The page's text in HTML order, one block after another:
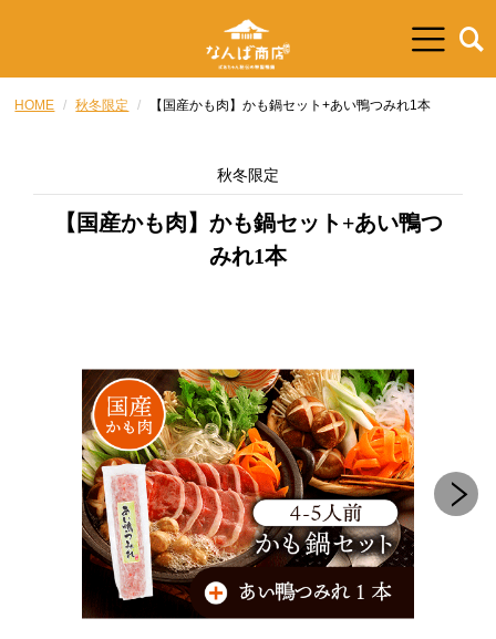
HOME 秋冬限定 【国産かも肉】かも鍋セット+あい鴨つみれ1本
秋冬限定
【国産かも肉】かも鍋セット+あい鴨つ
みれ1本